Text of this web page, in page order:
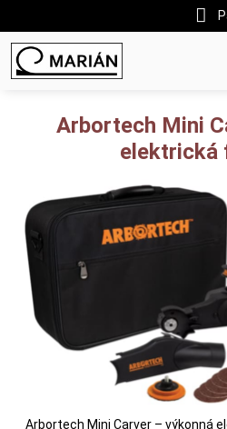
Arbortech Mini
elektrická
Arbortech Mini Carver – výkonná